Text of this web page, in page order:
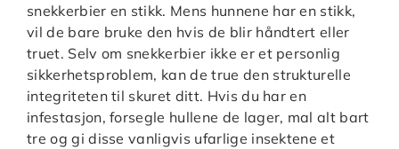
snekkerbier en stikk. Mens hunnene har en stikk,
vil de bare bruke den hvis de blir håndtert eller
truet. Selv om snekkerbier ikke er et personlig
sikkerhetsproblem, kan de true den strukturelle
integriteten til skuret ditt. Hvis du har en
infestasjon, forsegle hullene de lager, mal alt bart
tre og gi disse vanligvis ufarlige insektene et